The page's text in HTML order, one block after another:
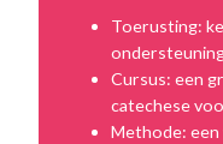
Toerusting:
Cursus: een
catechese
Methode: